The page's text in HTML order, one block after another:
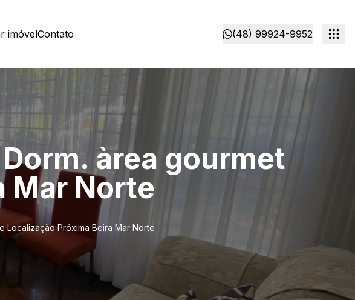
imóvelContato (48) 99924-9952
àrea gourmet
Mar Norte
Localização Próxima Beira Mar Norte